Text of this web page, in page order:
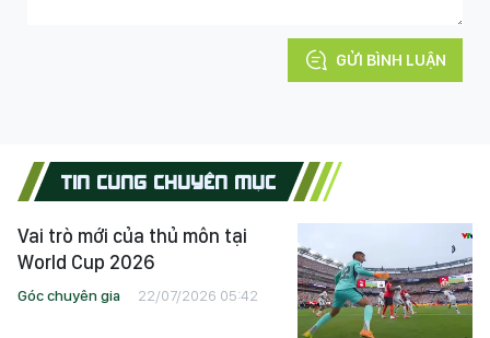
GỬI BÌNH LUẬN
TIN CÙNG CHUYÊN MỤC
Vai trò mới của thủ môn tại
World Cup 2026
Góc chuyên gia 22/07/2026 05:42